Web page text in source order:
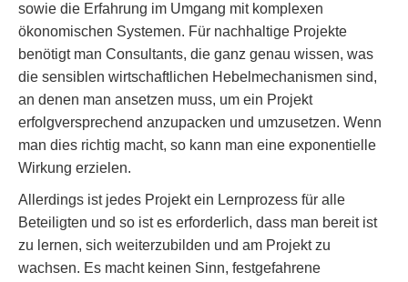
sowie die Erfahrung im Umgang mit komplexen
ökonomischen Systemen. Für nachhaltige Projekte
benötigt man Consultants, die ganz genau wissen, was
die sensiblen wirtschaftlichen Hebelmechanismen sind,
an denen man ansetzen muss, um ein Projekt
erfolgversprechend anzupacken und umzusetzen. Wenn
man dies richtig macht, so kann man eine exponentielle
Wirkung erzielen.
Allerdings ist jedes Projekt ein Lernprozess für alle
Beteiligten und so ist es erforderlich, dass man bereit ist
zu lernen, sich weiterzubilden und am Projekt zu
wachsen. Es macht keinen Sinn, festgefahrene